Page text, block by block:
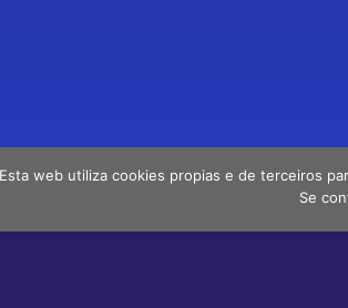
Esta web utiliza cookies propias e de terceiros
Se